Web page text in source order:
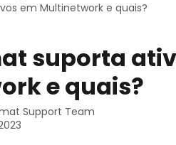
em Multinetwork e quais?
suporta
e quais?
Support Team